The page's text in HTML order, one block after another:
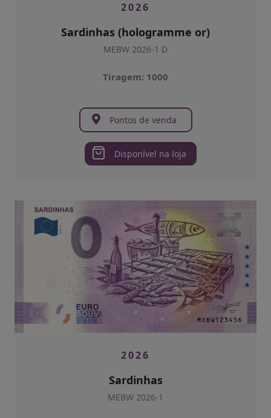
2026
Sardinhas (hologramme or)
MEBW 2026-1 D
Tiragem: 1000
Pontos de venda
Disponível na loja
2026
Sardinhas
MEBW 2026-1